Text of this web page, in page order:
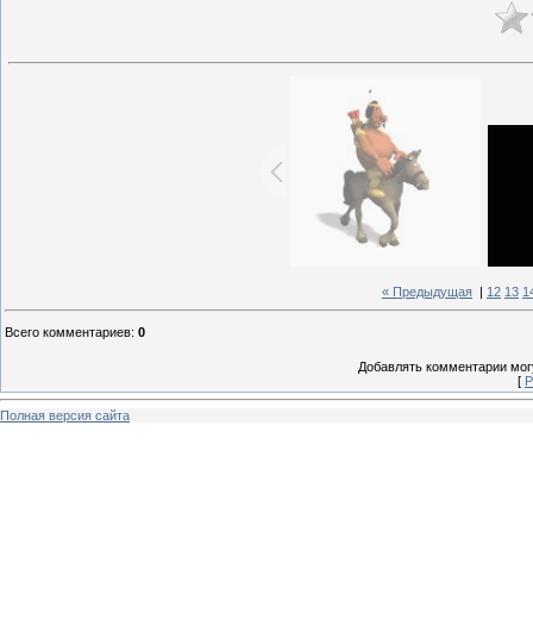
« Предыдущая 12 13
Всего комментариев: 0
Добавлять комментарии
[
Полная версия сайта